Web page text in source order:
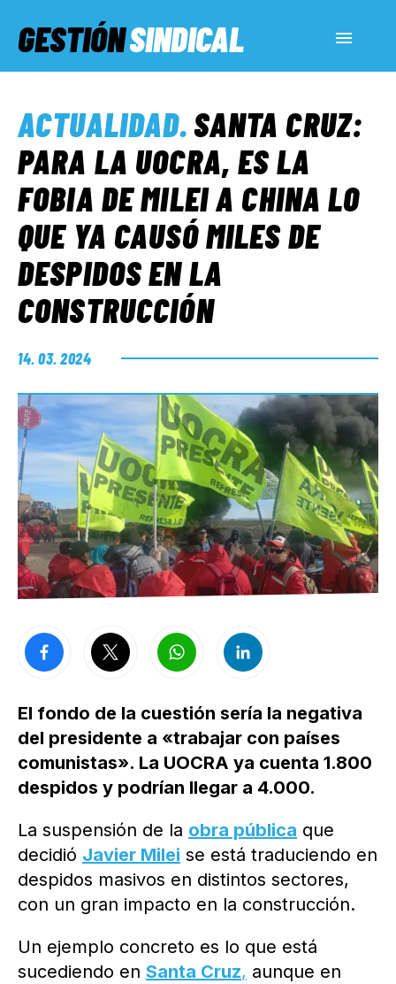
GESTIÓNSINDICAL
SERVICIOS SOCIALES
INFORMES ESPECIALES
FUERA DE MEGÁFONO
ACTUALIDAD.SANTA CRUZ:
PARA LA UOCRA, ES LA
FOBIA DE MILEI A CHINA LO
QUE YA CAUSÓ MILES DE
DESPIDOS EN LA
CONSTRUCCIÓN
14. 03. 2024
El fondo de la cuestión sería la negativa
del presidente a «trabajar con países
comunistas». La UOCRA ya cuenta 1.800
despidos y podrían llegar a 4.000.
La suspensión de la obra pública que
decidió Javier Milei se está traduciendo en
despidos masivos en distintos sectores,
con un gran impacto en la construcción.
Un ejemplo concreto es lo que está
sucediendo en Santa Cruz, aunque en